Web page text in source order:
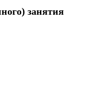
занятия